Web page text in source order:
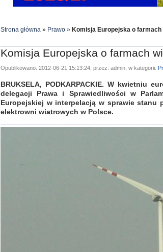
Strona główna » Prawo » Komisja Europejska o
Komisja Europejska o farmach
Opublikowano: 2012-06-21 15:13:24, przez: admin, w kategorii:
BRUKSELA, PODKARPACKIE. W kwietniu
delegacji Prawa i Sprawiedliwości w
Europejskiej w interpelacją w sprawie stanu
elektrowni wiatrowych w Polsce.